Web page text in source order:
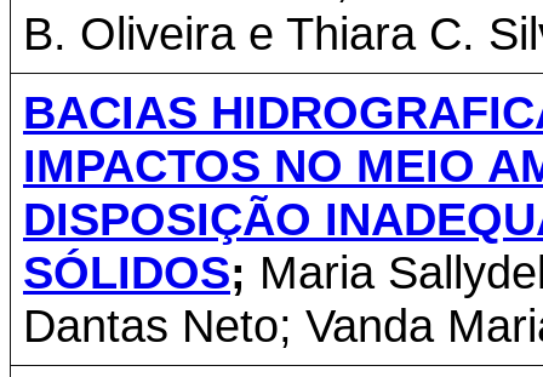
B. Oliveira e Thiara C.
BACIAS
IMPACTOS NO MEIO
DISPOSIÇÃO
SÓLIDOS; Maria
Dantas Neto; Vanda